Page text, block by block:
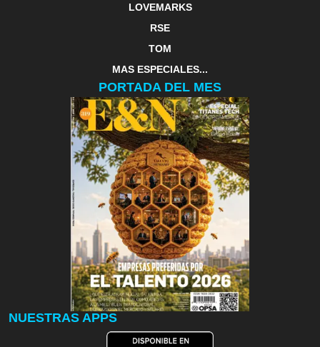
LOVEMARKS
RSE
TOM
MAS ESPECIALES...
PORTADA DEL MES
NUESTRAS APPS